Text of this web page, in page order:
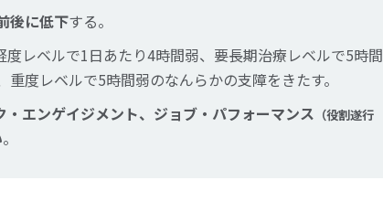
後に低下する。
レベルで1日あたり4時間弱、要長期治療レベルで5時間
度レベルで5時間弱のなんらかの支障をきたす。
・エンゲイジメント、ジョブ・パフォーマンス （役割遂行
。